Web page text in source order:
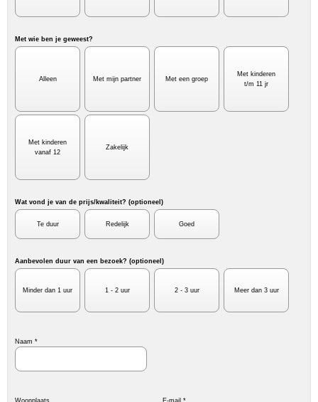
Met wie ben je geweest?
Alleen Met mijn partner Met een groep
Met kinderen
t/m 11 jr
Met kinderen
vanaf 12
Zakelijk
Wat vond je van de prijs/kwaliteit? (optioneel)
Te duur Redelijk Goed
Aanbevolen duur van een bezoek? (optioneel)
Minder dan 1 uur 1 - 2 uur 2 - 3 uur Meer dan 3 uur
Naam *